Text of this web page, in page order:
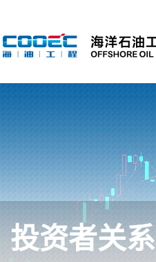
投资者关系